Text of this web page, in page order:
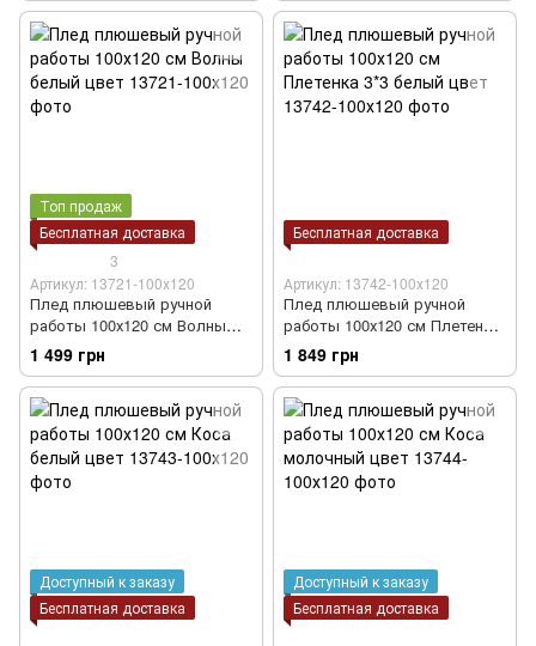
Топ продаж
Бесплатная доставка
3
Артикул: 13721-100х120
Плед плюшевый ручной
работы 100х120 см Волны
белый цвет
1 499 грн
Бесплатная доставка
Артикул: 13742-100х120
Плед плюшевый ручной
работы 100х120 см Плетенка
3*3 белый цвет
1 849 грн
Доступный к заказу
Бесплатная доставка
Доступный к заказу
Бесплатная доставка